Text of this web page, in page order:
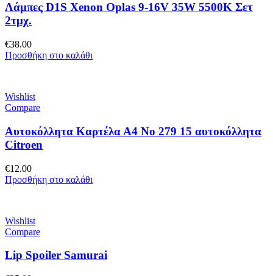
Λάμπες D1S Xenon Oplas 9-16V 35W 5500K Σετ
2τμχ.
€38.00
Προσθήκη στο καλάθι
Wishlist
Compare
Αυτοκόλλητα Καρτέλα Α4 No 279 15 αυτοκόλλητα
Citroen
€12.00
Προσθήκη στο καλάθι
Wishlist
Compare
Lip Spoiler Samurai